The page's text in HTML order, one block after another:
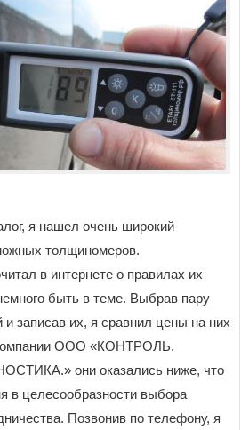
я нашел очень широкий
толщиномеров.
в интернете о правилах их
быть в теме. Выбрав пару
записав их, я сравнил цены на них
компании ООО «КОНТРОЛЬ.
они оказались ниже, что
в целесообразности выбора
Позвонив по телефону, я